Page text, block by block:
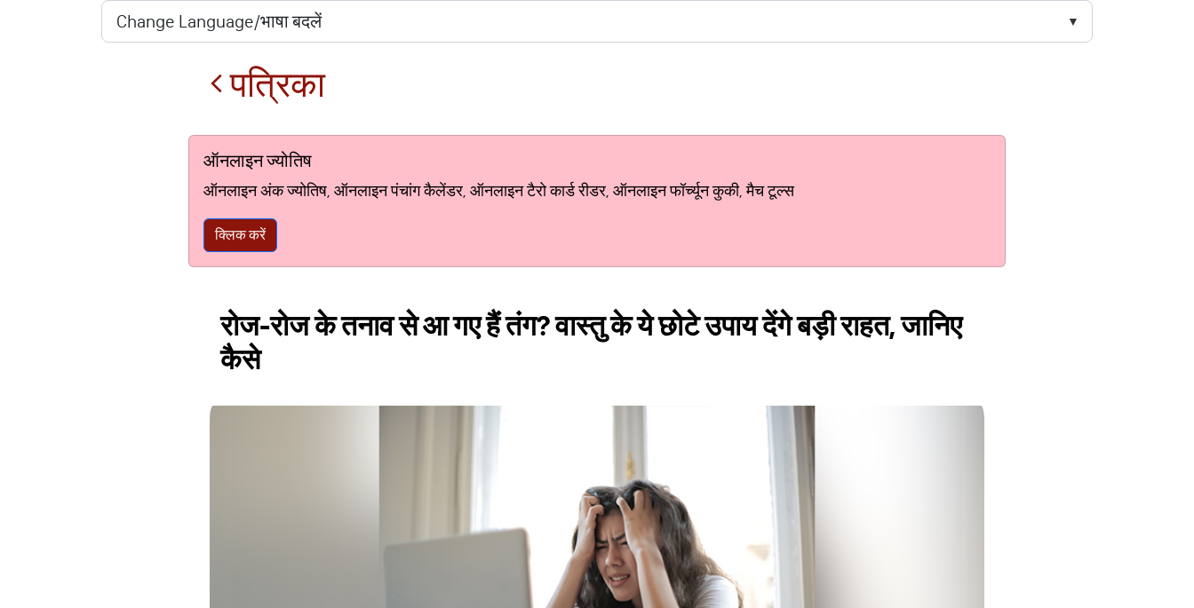
पत्रिका
ऑनलाइन ज्योतिष
ऑनलाइन अंक ज्योतिष, ऑनलाइन पंचांग कैलेंडर, ऑनलाइन टैरो कार्ड रीडर, ऑनलाइन फॉर्च्यून कुकी, मैच टूल्स
क्लिक करें
रोज-रोज के तनाव से आ गए हैं तंग? वास्तु के ये छोटे उपाय देंगे बड़ी राहत, जानिए
कैसे